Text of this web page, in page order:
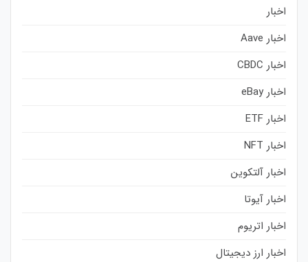
اخبار
اخبار Aave
اخبار CBDC
اخبار eBay
اخبار ETF
اخبار NFT
اخبار آلتکوین
اخبار آیوتا
اخبار اتریوم
اخبار ارز دیجیتال